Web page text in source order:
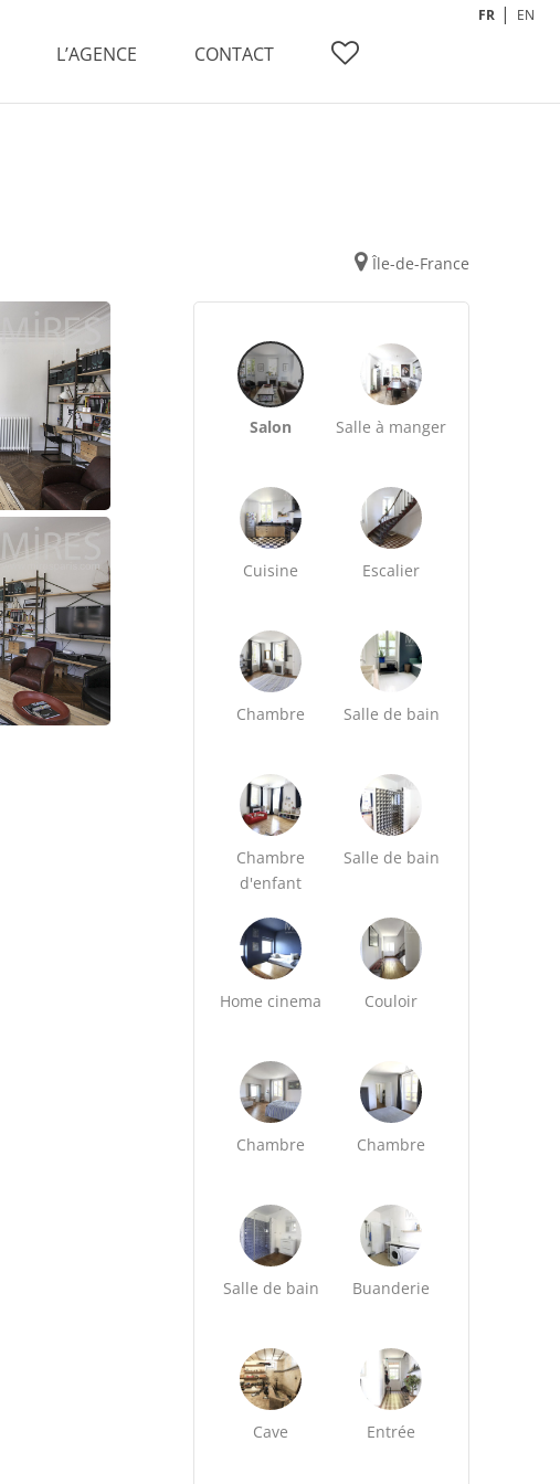
L’AGENCE CONTACT
FR EN
Île-de-France
Salon Salle à manger
Cuisine Escalier
Chambre Salle de bain
Chambre
d'enfant
Salle de bain
Home cinema Couloir
Chambre Chambre
Salle de bain Buanderie
Cave Entrée